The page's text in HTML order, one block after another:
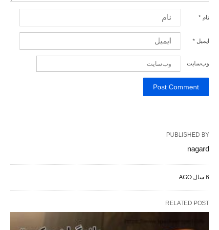
نام *
ایمیل *
وب‌سایت
PUBLISHED BY
nagard
6 سال AGO
RELATED POST